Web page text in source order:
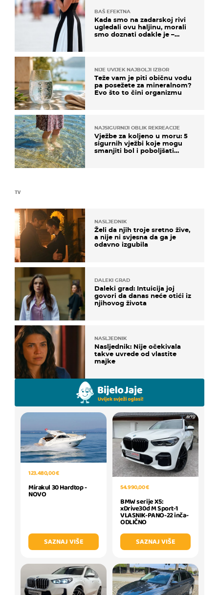
TV
NASLJEDNIK
Želi da njih troje sretno žive,
a nije ni svjesna da ga je
odavno izgubila
DALEKI GRAD
Daleki grad: Intuicija joj
govori da danas neće otići iz
njihovog života
NASLJEDNIK
Nasljednik: Nije očekivala
takve uvrede od vlastite
majke
BAŠ EFEKTNA
Kada smo na zadarskoj rivi
ugledali ovu haljinu, morali
smo doznati odakle je –
NIJE UVIJEK NAJBOLJI IZBOR
Teže vam je piti običnu vodu
pa posežete za mineralnom?
Evo što to čini organizmu
NAJSIGURNIJI OBLIK REKREACIJE
Vježbe za koljeno u moru: 5
sigurnih vježbi koje mogu
smanjiti bol i poboljšati
123.480,00 €
Mirakul 30 Hardtop -
NOVO
SAZNAJ VIŠE
54.990,00 €
BMW serije X5:
xDrive30d M Sport-1
VLASNIK-PANO-22 inča-
ODLIČNO
SAZNAJ VIŠE